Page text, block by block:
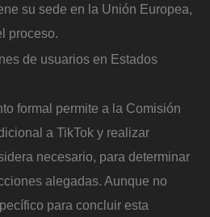
su sede en la Unión Europea,
proceso.
de usuarios en Estados
formal permite a la Comisión
a TikTok y realizar
necesario, para determinar
alegadas. Aunque no
para concluir esta